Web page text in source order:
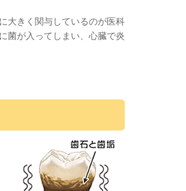
大きく関与しているのが医科
菌が入ってしまい、心臓で炎